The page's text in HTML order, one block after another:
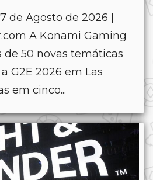
de Agosto de 2026 |
A Konami Gaming
de 50 novas temáticas
G2E 2026 em Las
em cinco...